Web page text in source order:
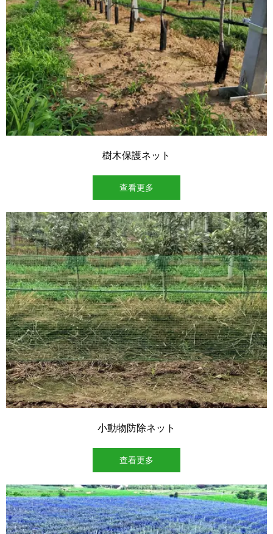
樹木保護ネット
查看更多
小動物防除ネット
查看更多